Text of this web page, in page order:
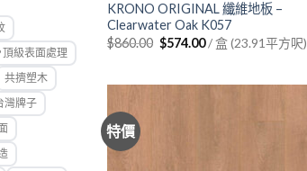
頂級表面處理
共擠塑木
灣牌子
KRONO ORIGINAL 纖維地板 –
Clearwater Oak K057
$860.00 Original
price
$574.00Current
price
/ 盒 (23.91平方呎)
特價